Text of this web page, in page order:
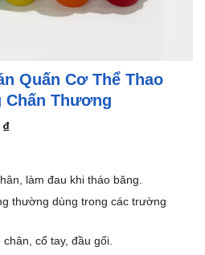
Quấn Cơ Thể Thao
Chấn Thương
₫Khoảng
4.000 ₫
đến
làm đau khi tháo băng.
thường dùng trong các trường
cổ tay, đầu gối.